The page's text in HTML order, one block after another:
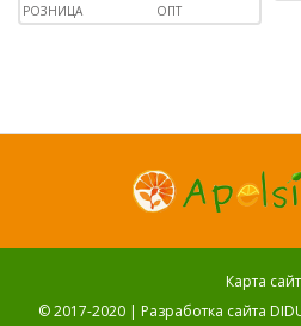
РОЗНИЦА ОПТ
Карта
© 2017-2020 | Разработка сайта